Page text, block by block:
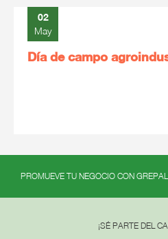
02
May
Día de campo
PROMUEVE TU NEGOCIO CON
¡SÉ PARTE DEL